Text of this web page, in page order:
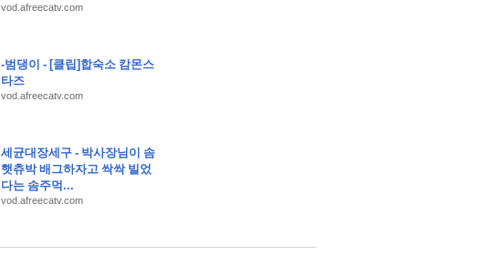
vod.afreecatv.com
-범댕이 - [클립]합숙소 캄몬스
타즈
vod.afreecatv.com
세균대장세구 - 박사장님이 솜
햇츄박 배그하자고 싹싹 빌었
다는 솜주먹...
vod.afreecatv.com